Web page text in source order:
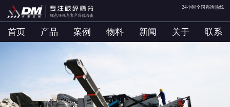
24小时全国咨询热线
首页 产品 案例 物料 新闻 关于 联系